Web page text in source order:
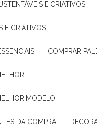
E CRIATIVOS
E CRIATIVOS
COMPRAR
MODELO
DA COMPRA